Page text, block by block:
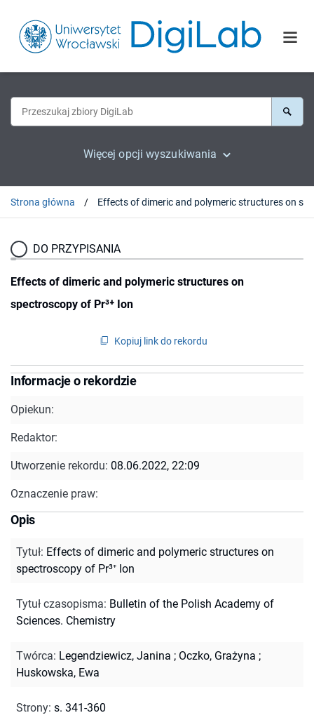
Więcej opcji wyszukiwania
Strona główna
DO PRZYPISANIA
Effects of dimeric and polymeric structures on
spectroscopy of Pr³⁺ Ion
Kopiuj link do rekordu
Informacje o rekordzie
Opiekun:
Redaktor:
Utworzenie rekordu: 08.06.2022, 22:09
Oznaczenie praw:
Opis
Tytuł: Effects of dimeric and polymeric structures on
spectroscopy of Pr³⁺ Ion
Tytuł czasopisma: Bulletin of the Polish Academy of
Sciences. Chemistry
Twórca: Legendziewicz, Janina ; Oczko, Grażyna ;
Huskowska, Ewa
Strony: s. 341-360